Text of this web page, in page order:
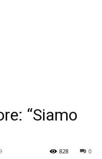
“Siamo
0
828